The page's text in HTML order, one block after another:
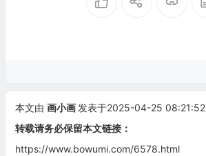
本文由 画小画 发表于2025-04-25 08:21:52
转载请务必保留本文链接：
https://www.bowumi.com/6578.html